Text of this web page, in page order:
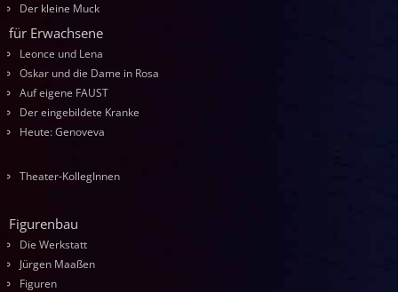
Der kleine Muck
für Erwachsene
Leonce und Lena
Oskar und die Dame in Rosa
Auf eigene FAUST
Der eingebildete Kranke
Heute: Genoveva
Theater-KollegInnen
Figurenbau
Die Werkstatt
Jürgen Maaßen
Figuren